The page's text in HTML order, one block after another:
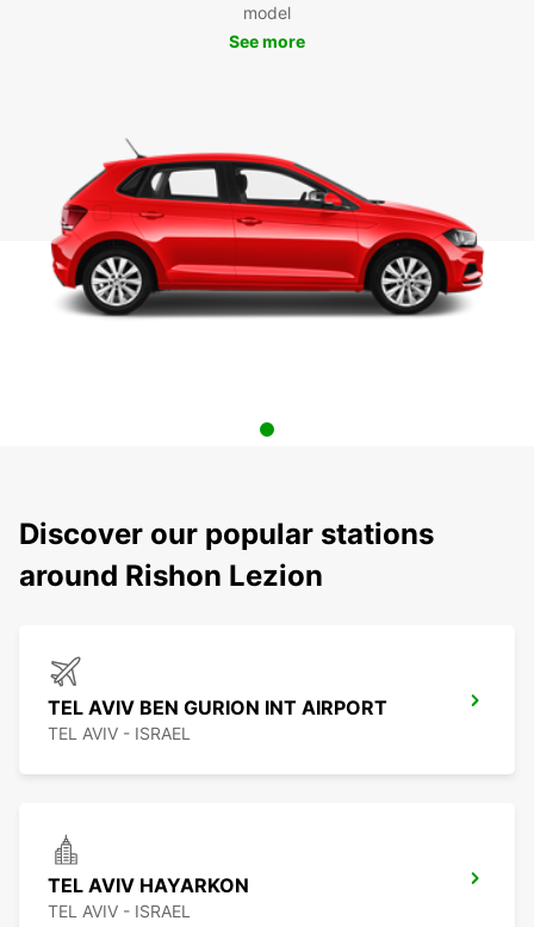
model
See more
Discover our popular stations
around Rishon Lezion
TEL AVIV BEN GURION INT AIRPORT
TEL AVIV - ISRAEL
TEL AVIV HAYARKON
TEL AVIV - ISRAEL